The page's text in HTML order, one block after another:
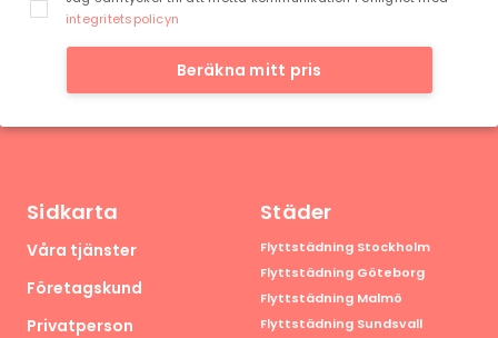
integritetspolicyn
Beräkna mitt pris
Sidkarta
Våra tjänster
Företagskund
Privatperson
Städer
Flyttstädning Stockholm
Flyttstädning Göteborg
Flyttstädning Malmö
Flyttstädning Sundsvall